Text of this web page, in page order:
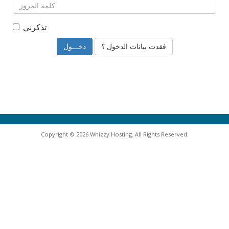
تذكرني
فقدت بيانات الدخول ؟
Copyright © 2026 Whizzy Hosting. All Rights Reserved.